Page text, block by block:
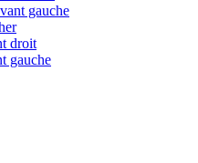
gauche
droit
gauche